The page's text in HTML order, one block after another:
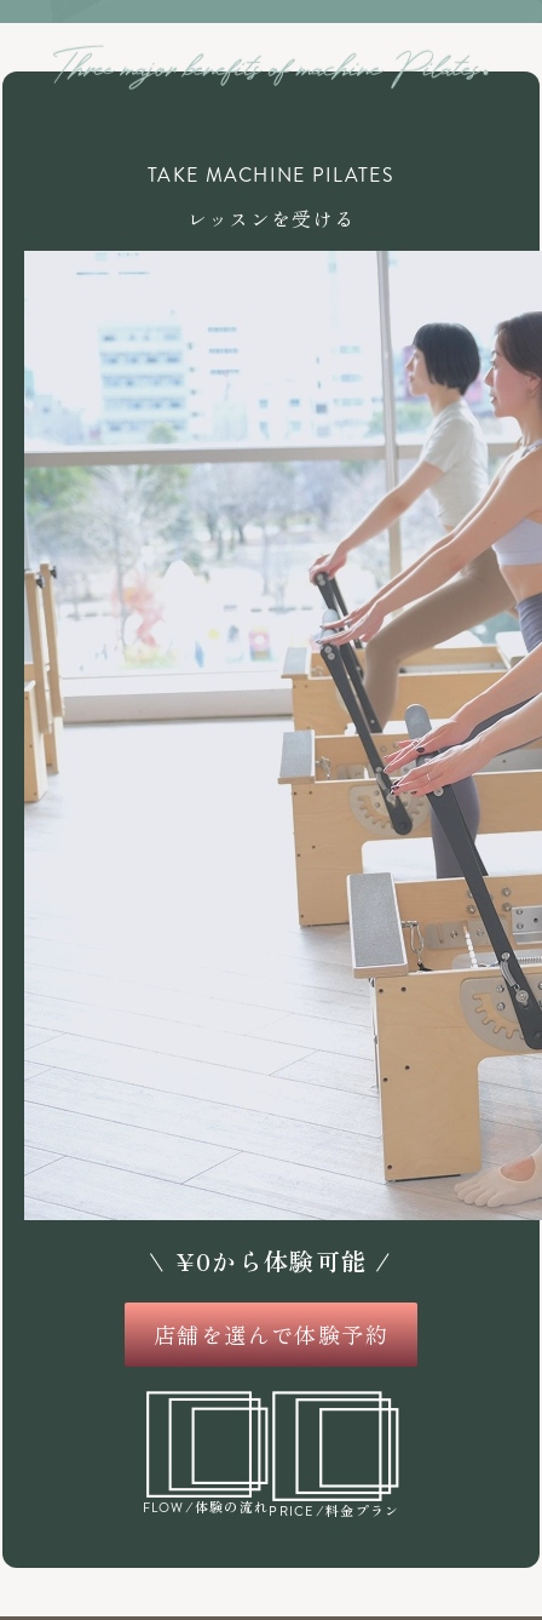
TAKE MACHINE PILATES
レッスンを受ける
\ ¥0から体験可能 /
店舗を選んで体験予約
FLOW /体験の流れPRICE /料金プラン